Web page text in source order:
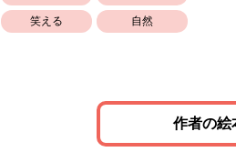
笑える 自然
作者の絵